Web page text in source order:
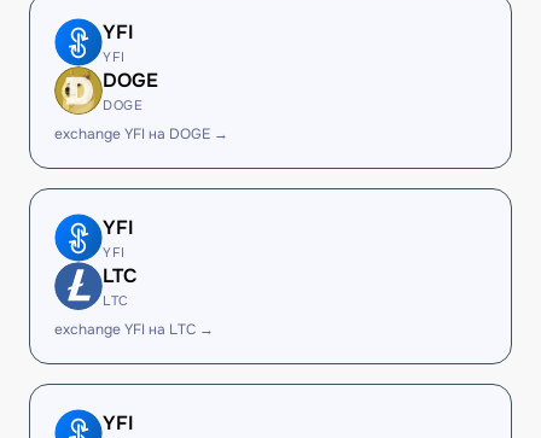
YFI
YFI
DOGE
DOGE
exchange YFI на DOGE →
YFI
YFI
LTC
LTC
exchange YFI на LTC →
YFI